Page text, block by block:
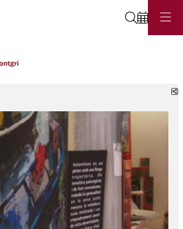
Cerca